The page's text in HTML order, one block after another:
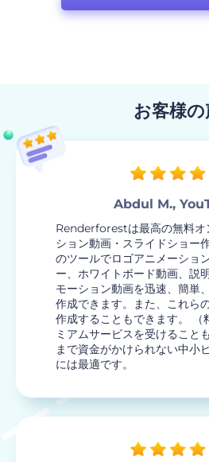
お客様の
Abdul M.,
Renderforestは最高の無料オ
ション動画・スライドショー
のツールでロゴアニメーショ
ー、ホワイトボード動画、説
モーション動画を迅速、簡単
作成できます。また、これら
作成することもできます。 （
ミアムサービスを受けること
まで資金がかけられない中小
には最適です。